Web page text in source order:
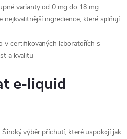
varianty od 0 mg do 18 mg
nejkvalitnější ingredience, které splňují
v certifikovaných laboratořích s
a kvalitu
e-liquid
Široký výběr příchutí, které uspokojí jak